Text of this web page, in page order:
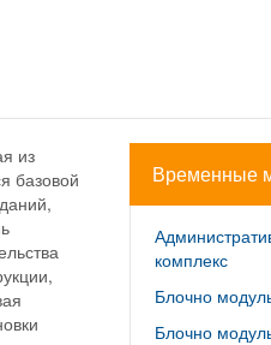
из
базовой
Временные
комплекс
Блочно
Блочно